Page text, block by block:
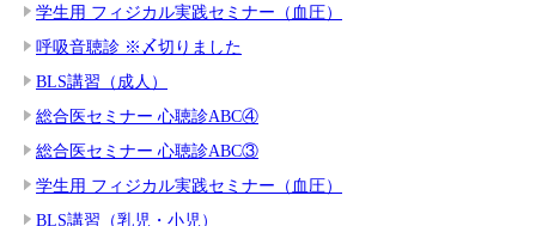
学生用 フィジカル実践セミナー（血圧）
呼吸音聴診 ※〆切りました
BLS講習（成人）
総合医セミナー 心聴診ABC④
総合医セミナー 心聴診ABC③
学生用 フィジカル実践セミナー（血圧）
BLS講習（乳児・小児）